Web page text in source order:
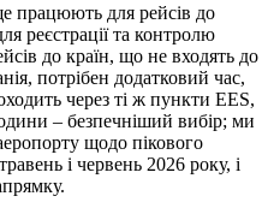
працюють для рейсів до
реєстрації та контролю
до країн, що не входять до
потрібен додатковий час,
через ті ж пункти EES,
– безпечніший вибір; ми
щодо пікового
і червень 2026 року, і